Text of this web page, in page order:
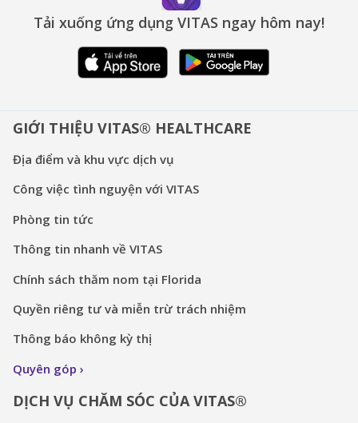
Tải xuống ứng dụng VITAS ngay hôm nay!
GIỚI THIỆU VITAS® HEALTHCARE
Địa điểm và khu vực dịch vụ
Công việc tình nguyện với VITAS
Phòng tin tức
Thông tin nhanh về VITAS
Chính sách thăm nom tại Florida
Quyền riêng tư và miễn trừ trách nhiệm
Thông báo không kỳ thị
Quyên góp
DỊCH VỤ CHĂM SÓC CỦA VITAS®